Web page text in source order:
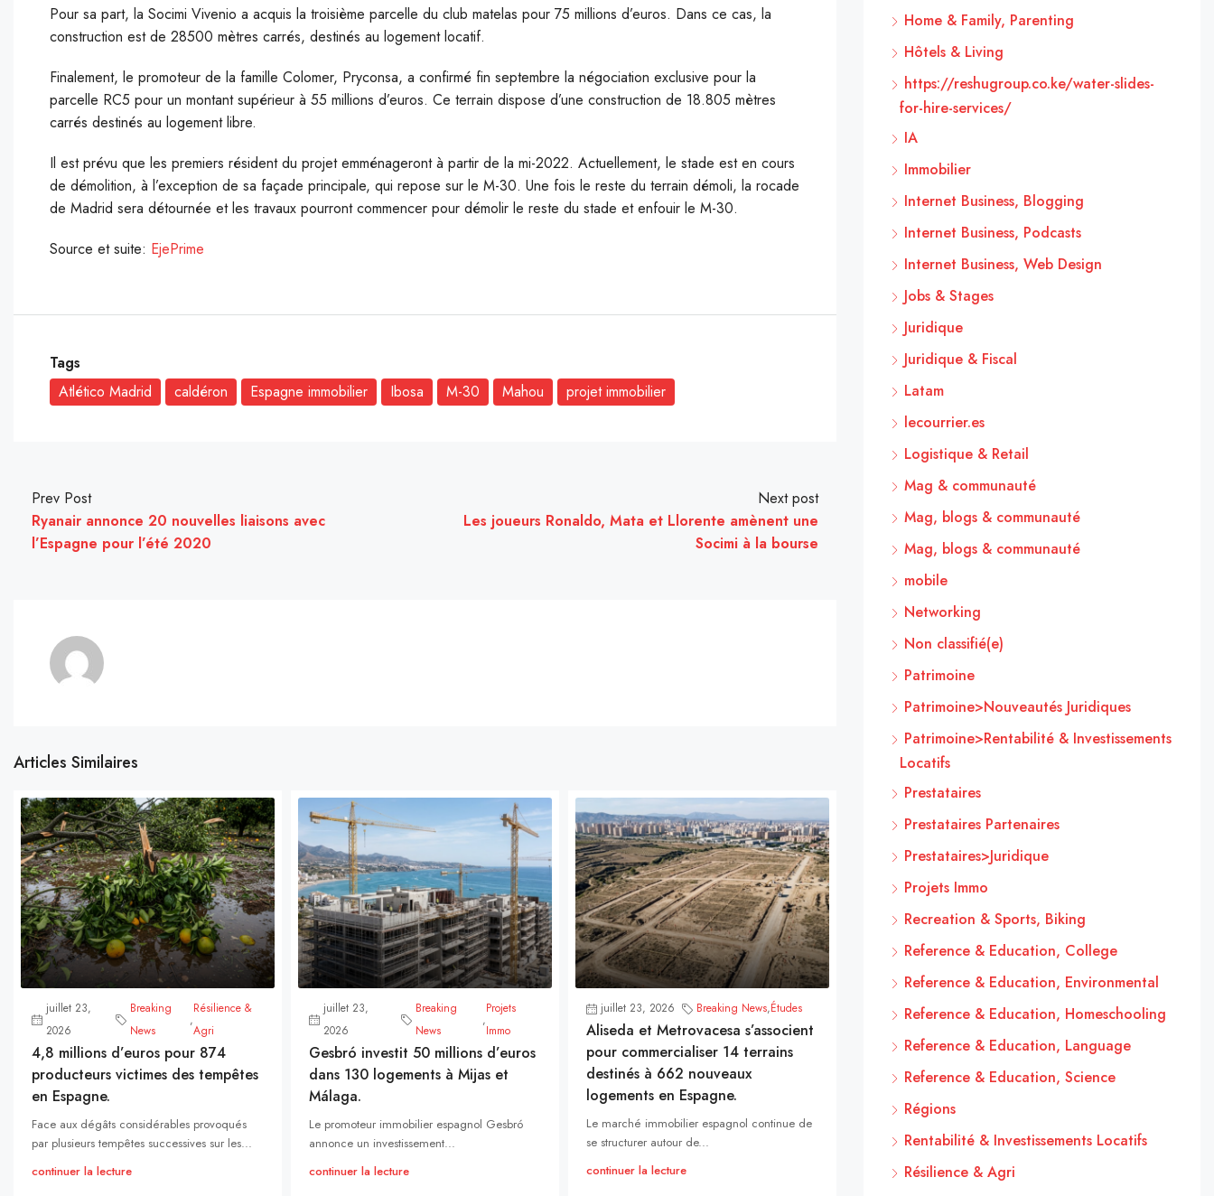
Pour sa part, la Socimi Vivenio a acquis la troisième parcelle du club matelas pour 75 millions d’euros. Dans ce cas, la
construction est de 28500 mètres carrés, destinés au logement locatif.
Finalement, le promoteur de la famille Colomer, Pryconsa, a confirmé fin septembre la négociation exclusive pour la
parcelle RC5 pour un montant supérieur à 55 millions d’euros. Ce terrain dispose d’une construction de 18.805 mètres
carrés destinés au logement libre.
Il est prévu que les premiers résident du projet emménageront à partir de la mi-2022. Actuellement, le stade est en cours
de démolition, à l’exception de sa façade principale, qui repose sur le M-30. Une fois le reste du terrain démoli, la rocade
de Madrid sera détournée et les travaux pourront commencer pour démolir le reste du stade et enfouir le M-30.
Source et suite: EjePrime
Tags
Atlético Madrid
caldéron Espagne immobilier Ibosa M-30 Mahou projet immobilier
Prev Post
Ryanair annonce 20 nouvelles liaisons avec
l’Espagne pour l’été 2020
Next post
Les joueurs Ronaldo, Mata et Llorente amènent une
Socimi à la bourse
Articles Similaires
juillet 23,
2026
Breaking
News
,
Résilience &
Agri
4,8 millions d’euros pour 874
producteurs victimes des tempêtes
en Espagne.
Face aux dégâts considérables provoqués
par plusieurs tempêtes successives sur les...
continuer la lecture
juillet 23,
2026
Breaking
News
,
Projets
Immo
Gesbró investit 50 millions d’euros
dans 130 logements à Mijas et
Málaga.
Le promoteur immobilier espagnol Gesbró
annonce un investissement...
continuer la lecture
juillet 23, 2026 Breaking News,Études
Aliseda et Metrovacesa s’associent
pour commercialiser 14 terrains
destinés à 662 nouveaux
logements en Espagne.
Le marché immobilier espagnol continue de
se structurer autour de...
continuer la lecture
Home & Family, Parenting
Hôtels & Living
https://reshugroup.co.ke/water-slides-
for-hire-services/
IA
Immobilier
Internet Business, Blogging
Internet Business, Podcasts
Internet Business, Web Design
Jobs & Stages
Juridique
Juridique & Fiscal
Latam
lecourrier.es
Logistique & Retail
Mag & communauté
Mag, blogs & communauté
Mag, blogs & communauté
mobile
Networking
Non classifié(e)
Patrimoine
Patrimoine>Nouveautés Juridiques
Patrimoine>Rentabilité & Investissements
Locatifs
Prestataires
Prestataires Partenaires
Prestataires>Juridique
Projets Immo
Recreation & Sports, Biking
Reference & Education, College
Reference & Education, Environmental
Reference & Education, Homeschooling
Reference & Education, Language
Reference & Education, Science
Régions
Rentabilité & Investissements Locatifs
Résilience & Agri